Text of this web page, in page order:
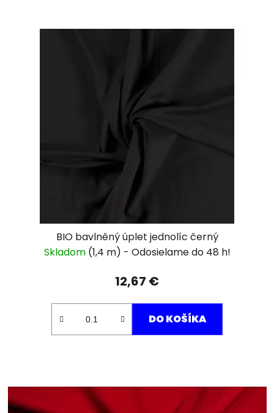
BIO bavlněný úplet jednolíc černý
Skladom (1,4 m)
12,67 €
DO KOŠÍKA